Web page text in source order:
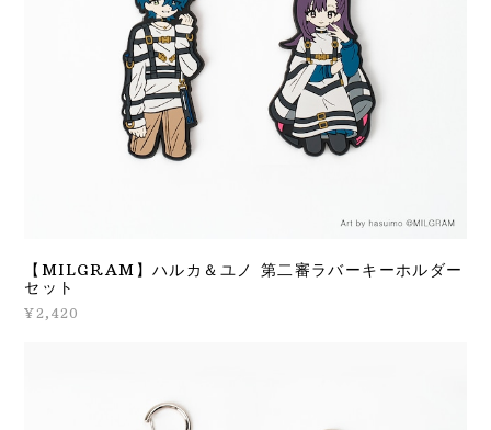
【MILGRAM】ハルカ＆ユノ 第二審ラバーキーホルダー
セット
¥2,420